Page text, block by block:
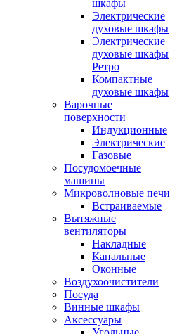
шкафы
Электрические
духовые шкафы
Электрические
духовые шкафы
Ретро
Компактные
духовые шкафы
Варочные
поверхности
Индукционные
Электрические
Газовые
Посудомоечные
машины
Микроволновые печи
Встраиваемые
Вытяжные
вентиляторы
Накладные
Канальные
Оконные
Воздухоочистители
Посуда
Винные шкафы
Аксессуары